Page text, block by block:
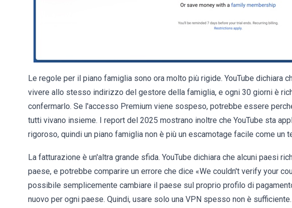
Le regole per il piano famiglia sono ora molto più rigide. YouTube dichiara
vivere allo stesso indirizzo del gestore della famiglia, e ogni 30 giorni è
confermarlo. Se l'accesso Premium viene sospeso, potrebbe essere
tutti vivano insieme. I report del 2025 mostrano inoltre che YouTube sta
rigoroso, quindi un piano famiglia non è più un escamotage facile come un
La fatturazione è un'altra grande sfida. YouTube dichiara che alcuni paesi
paese, e potrebbe comparire un errore che dice «We couldn't verify your
possibile semplicemente cambiare il paese sul proprio profilo di
nuovo per ogni paese. Quindi, usare solo una VPN spesso non è